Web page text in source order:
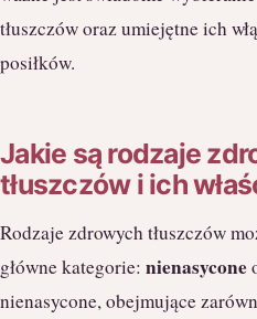
tłuszczów oraz umiejętne ich
posiłków.
Jakie są rodzaje
tłuszczów i ich
Rodzaje zdrowych tłuszczów
główne kategorie: nienasycone
nienasycone, obejmujące